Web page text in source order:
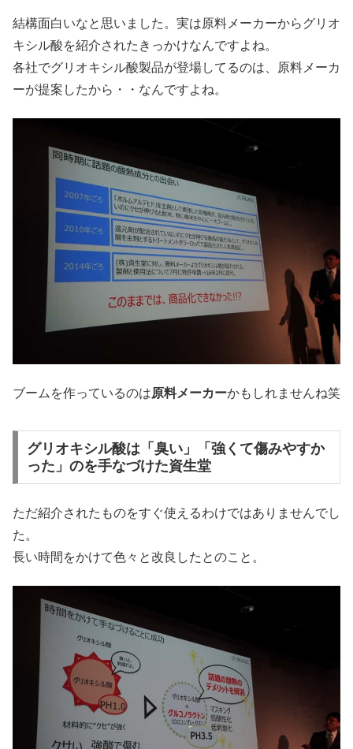
結構面白いなと思いました。実は原料メーカーからグリオ
キシル酸を紹介されたきっかけなんですよね。
各社でグリオキシル酸製品が登場してるのは、原料メーカ
ーが提案したから・・なんですよね。
ブームを作っているのは原料メーカーかもしれませんね笑
グリオキシル酸は「臭い」「強くて傷みやすか
った」のを手なづけた資生堂
ただ紹介されたものをすぐ使えるわけではありませんでし
た。
長い時間をかけて色々と改良したとのこと。